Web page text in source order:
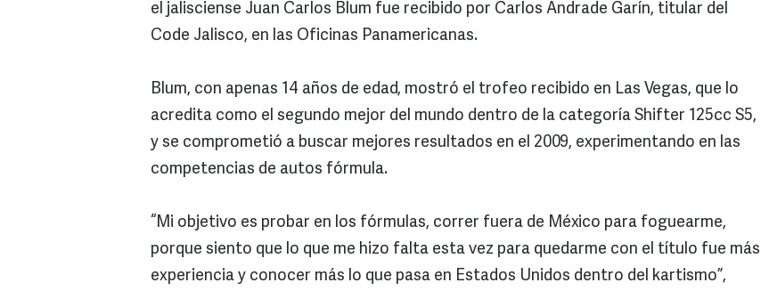
el jalisciense Juan Carlos Blum fue recibido por Carlos Andrade Garín, titular del
Code Jalisco, en las Oficinas Panamericanas.
Blum, con apenas 14 años de edad, mostró el trofeo recibido en Las Vegas, que lo
acredita como el segundo mejor del mundo dentro de la categoría Shifter 125cc S5,
y se comprometió a buscar mejores resultados en el 2009, experimentando en las
competencias de autos fórmula.
“Mi objetivo es probar en los fórmulas, correr fuera de México para foguearme,
porque siento que lo que me hizo falta esta vez para quedarme con el título fue más
experiencia y conocer más lo que pasa en Estados Unidos dentro del kartismo”,